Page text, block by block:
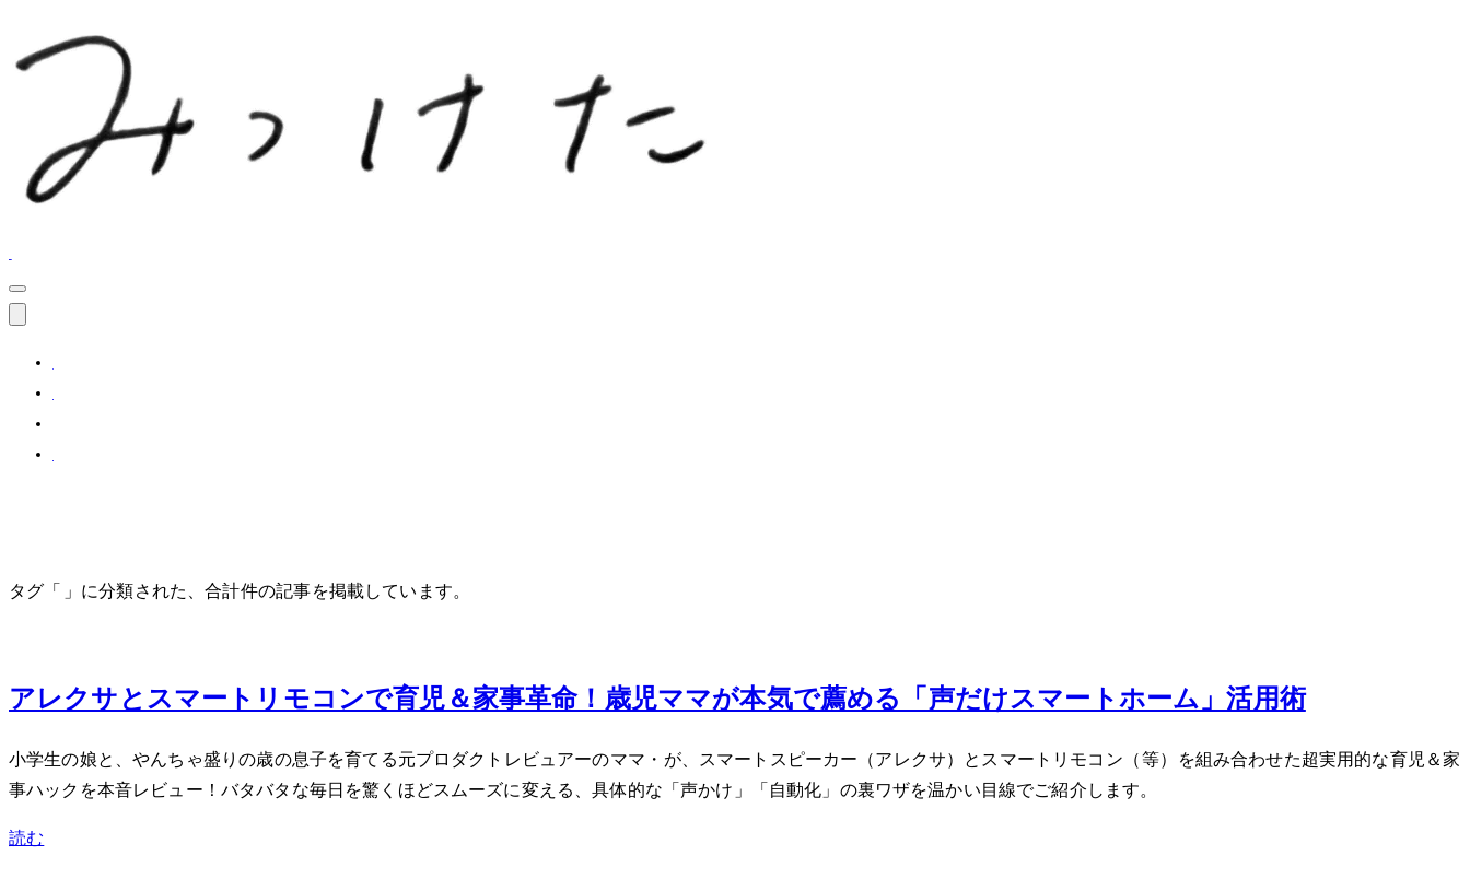
タグ「SwitchBot」に分類された、合計 1 件の記事を掲載しています。
アレクサとスマートリモコンで育児＆家事革命！3歳児ママが本気で薦める「声だけスマートホーム」活用術
小学生の娘と、やんちゃ盛りの3歳の息子を育てる元プロダクトレビュアーのママ・Mioが、スマートスピーカー（アレクサ）とスマートリモコン（SwitchBot等）を組み合わせた超実用的な育児＆家
事ハックを本音レビュー！バタバタな毎日を驚くほどスムーズに変える、具体的な「声かけ」「自動化」の裏ワザを温かい目線でご紹介します。
読む